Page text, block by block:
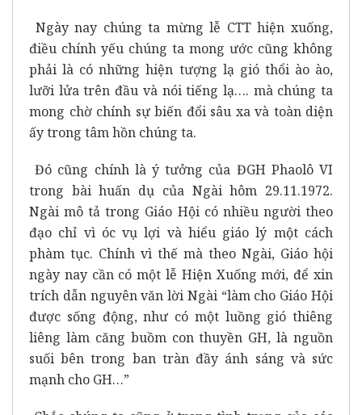
Ngày nay chúng ta mừng lễ CTT hiện xuống,
điều chính yếu chúng ta mong ước cũng không
phải là có những hiện tượng lạ gió thổi ào ào,
lưỡi lửa trên đầu và nói tiếng lạ…. mà chúng ta
mong chờ chính sự biến đổi sâu xa và toàn diện
ấy trong tâm hồn chúng ta.
Đó cũng chính là ý tưởng của ĐGH Phaolô VI
trong bài huấn dụ của Ngài hôm 29.11.1972.
Ngài mô tả trong Giáo Hội có nhiều người theo
đạo chỉ vì óc vụ lợi và hiểu giáo lý một cách
phàm tục. Chính vì thế mà theo Ngài, Giáo hội
ngày nay cần có một lễ Hiện Xuống mới, để xin
trích dẫn nguyên văn lời Ngài “làm cho Giáo Hội
được sống động, như có một luồng gió thiêng
liêng làm căng buồm con thuyền GH, là nguồn
suối bên trong ban tràn đầy ánh sáng và sức
mạnh cho GH…”